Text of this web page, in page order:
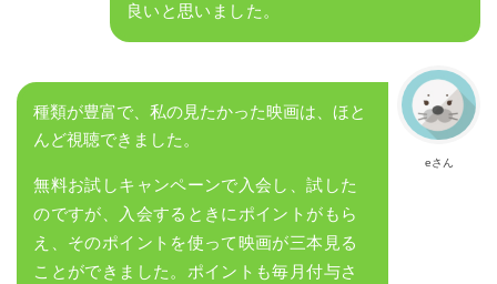
良いと思いました。
eさん
種類が豊富で、私の見たかった映画は、ほと
んど視聴できました。
無料お試しキャンペーンで入会し、試した
のですが、入会するときにポイントがもら
え、そのポイントを使って映画が三本見る
ことができました。ポイントも毎月付与さ